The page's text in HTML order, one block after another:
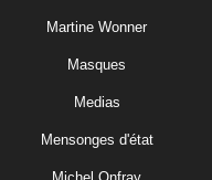
Martine Wonner
Masques
Medias
Mensonges d'état